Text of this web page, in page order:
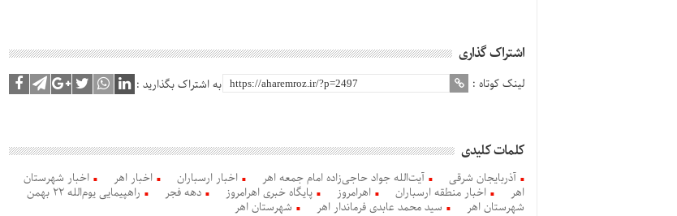
اشتراک گذاری
لینک کوتاه : به اشتراک بگذارید :
کلمات کلیدی
آذربایجان شرقی آیت‌الله جواد حاجی‌زاده امام جمعه اهر اخبار ارسباران اخبار اهر
اخبار شهرستان
اهر
اخبار منطقه ارسباران اهرامروز پایگاه خبری اهرامروز دهه فجر
راهپیمایی یوم‌الله 22 بهمن
شهرستان اهر
سید محمد عابدی فرماندار اهر شهرستان اهر